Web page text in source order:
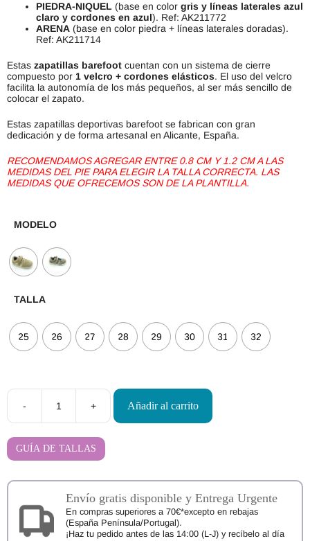
PIEDRA-NIQUEL (base en color gris y líneas laterales azul
claro y cordones en azul). Ref: AK211772
ARENA (base en color piedra + líneas laterales doradas).
Ref: AK211714
Estas zapatillas barefoot cuentan con un sistema de cierre
compuesto por 1 velcro + cordones elásticos. El uso del velcro
facilita la autonomía de los más pequeños, al ser más sencillo de
colocar el zapato.
Estas zapatillas deportivas barefoot se fabrican con gran
dedicación y de forma artesanal en Alicante, España.
RECOMENDAMOS AGREGAR ENTRE 0.8 CM Y 1.2 CM A LAS
MEDIDAS DEL PIE PARA ELEGIR LA TALLA CORRECTA. LAS
MEDIDAS QUE OFRECEMOS SON DE LA PLANTILLA.
MODELO
TALLA
25 26 27 28 29 30 31 32
-
Deportivas
Barefoot
+ Añadir al carrito
GUÍA DE TALLAS
Envío gratis disponible y Entrega Urgente
En compras superiores a 70€*excepto en rebajas
(España Península/Portugal).
¡Haz tu pedido antes de las 14:00 (L-J) y recíbelo al día